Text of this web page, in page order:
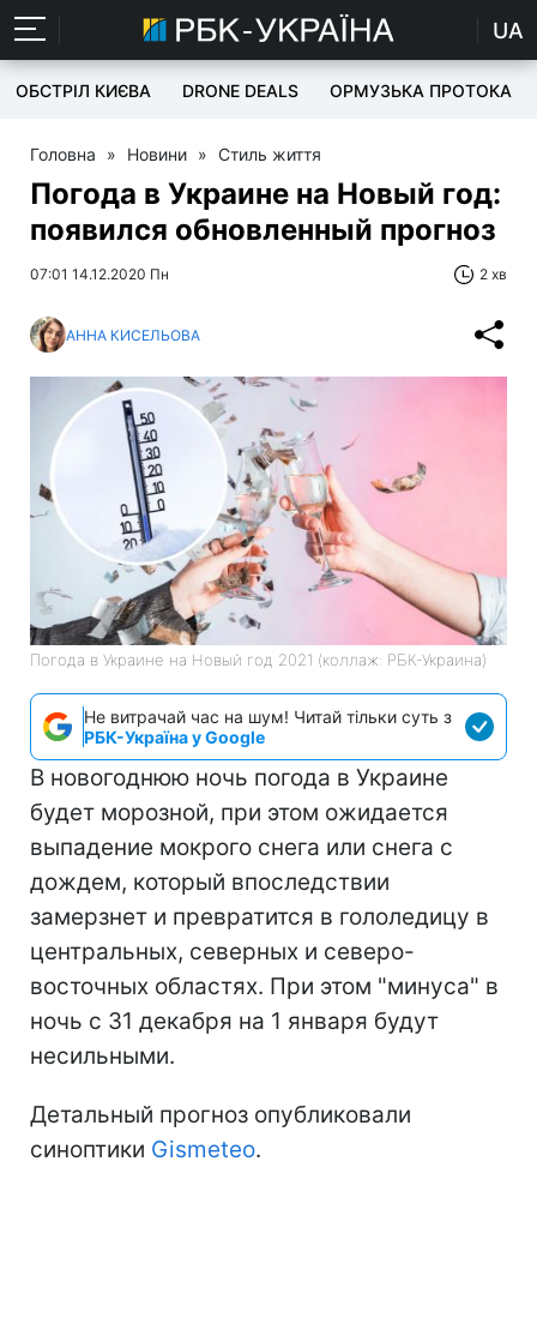
UA
ОБСТРІЛ КИЄВА DRONE DEALS ОРМУЗЬКА ПРОТОКА
Головна » Новини » Стиль життя
Погода в Украине на Новый год:
появился обновленный прогноз
07:01 14.12.2020 Пн 2 хв
АННА КИСЕЛЬОВА
Погода в Украине на Новый год 2021 (коллаж: РБК-Украина)
Не витрачай час на шум! Читай тільки суть з
РБК-Україна у Google
В новогоднюю ночь погода в Украине
будет морозной, при этом ожидается
выпадение мокрого снега или снега с
дождем, который впоследствии
замерзнет и превратится в гололедицу в
центральных, северных и северо-
восточных областях. При этом "минуса" в
ночь с 31 декабря на 1 января будут
несильными.
Детальный прогноз опубликовали
синоптики Gismeteo.